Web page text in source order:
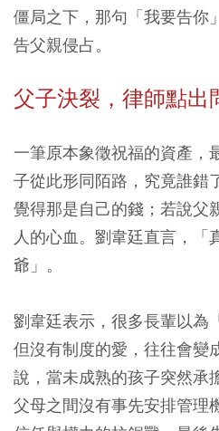
僵局之下，那句「我要告你
告父親侵占。
父子決裂，律師點出
一筆原本象徵祝福的資產，
子從此形同陌路，究竟誰錯
覺得那是自己的錢；若說父
人的心血。劉韋廷直言，「
爺」。
劉韋廷表示，很多長輩以為
但沒有制度的愛，往往會變
說，當未成熟的孩子突然承
父母之間沒有事先安排管理